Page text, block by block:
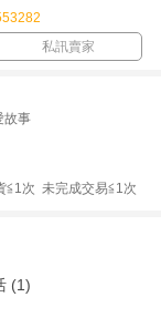
私訊賣家
故事
≦1次 未完成交易≦1次
(1)